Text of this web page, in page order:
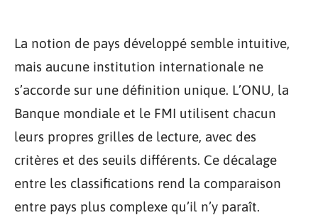
La notion de pays développé semble intuitive,
mais aucune institution internationale ne
s’accorde sur une définition unique. L’ONU, la
Banque mondiale et le FMI utilisent chacun
leurs propres grilles de lecture, avec des
critères et des seuils différents. Ce décalage
entre les classifications rend la comparaison
entre pays plus complexe qu’il n’y paraît.